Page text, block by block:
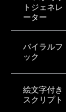
トジェネレ
ーター
バイラルフ
ック
絵文字付き
スクリプト